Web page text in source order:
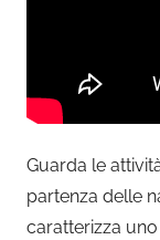
Guarda le
partenza delle
caratterizza